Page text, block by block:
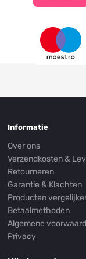
Informatie
Over ons
Verzendkosten &
Retourneren
Garantie & Klachten
Producten
Betaalmethoden
Algemene
Privacy